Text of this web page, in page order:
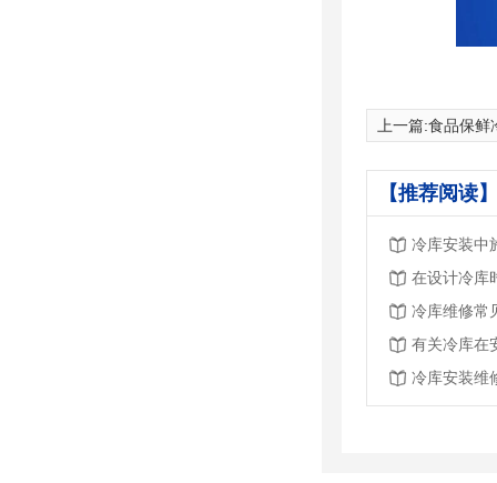
上一篇:食品保鲜
【推荐阅读
冷库安装中
在设计冷库
冷库维修常
有关冷库在
冷库安装维